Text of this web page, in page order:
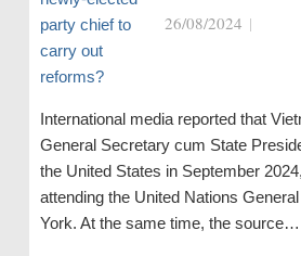
26/08/2024 |
International media reported that
General Secretary cum State
the United States in September
attending the United Nations
York. At the same time, the source…